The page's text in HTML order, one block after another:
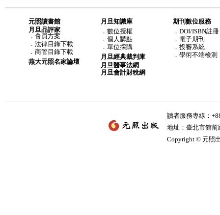
元照讀書館
月旦品評家
． 會員方案
． 法律目錄下載
． 商管目錄下載
燕大元照名家論壇
月旦知識庫
． 數位授權
． 個人購點
． 單位採購
月旦經典裁判庫
月旦醫事法網
月旦會計財稅網
期刊數位服務
．DOI/ISBN註冊
．電子期刊
．投審系統
．學術不端檢測
讀者服務專線：
地址：臺北市館
Copyright © 元照